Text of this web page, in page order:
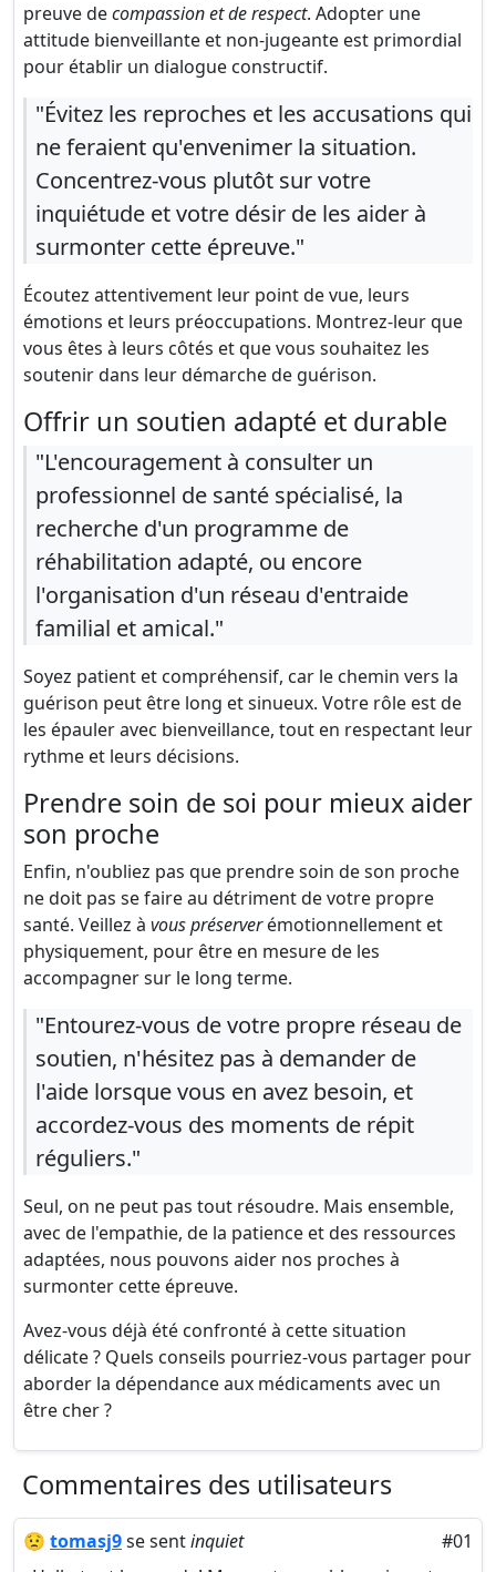
preuve decompassion et de respect. Adopter une
attitude bienveillante et non-jugeante est primordial
pour établir un dialogue constructif.
"Évitez les reproches et les accusations qui
ne feraient qu'envenimer la situation.
Concentrez-vous plutôt sur votre
inquiétude et votre désir de les aider à
surmonter cette épreuve."
Écoutez attentivement leur point de vue, leurs
émotions et leurs préoccupations. Montrez-leur que
vous êtes à leurs côtés et que vous souhaitez les
soutenir dans leur démarche de guérison.
Offrir un soutien adapté et durable
"L'encouragement à consulter un
professionnel de santé spécialisé, la
recherche d'un programme de
réhabilitation adapté, ou encore
l'organisation d'un réseau d'entraide
familial et amical."
Soyez patient et compréhensif, car le chemin vers la
guérison peut être long et sinueux. Votre rôle est de
les épauler avec bienveillance, tout en respectant leur
rythme et leurs décisions.
Prendre soin de soi pour mieux aider
son proche
Enfin, n'oubliez pas que prendre soin de son proche
ne doit pas se faire au détriment de votre propre
santé. Veillez à vous préserverémotionnellement et
physiquement, pour être en mesure de les
accompagner sur le long terme.
"Entourez-vous de votre propre réseau de
soutien, n'hésitez pas à demander de
l'aide lorsque vous en avez besoin, et
accordez-vous des moments de répit
réguliers."
Seul, on ne peut pas tout résoudre. Mais ensemble,
avec de l'empathie, de la patience et des ressources
adaptées, nous pouvons aider nos proches à
surmonter cette épreuve.
Avez-vous déjà été confronté à cette situation
délicate ? Quels conseils pourriez-vous partager pour
aborder la dépendance aux médicaments avec un
être cher ?
Commentaires des utilisateurs
😟 tomasj9se sentinquiet
#01